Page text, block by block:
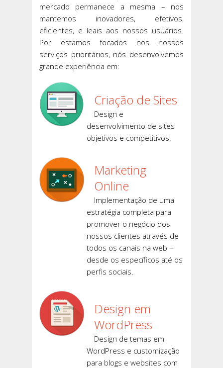
mercado permanece a mesma – nos
mantemos inovadores, efetivos,
eficientes, e leais aos nossos usuários.
Por estamos focados nos nossos
serviços prioritários, nós desenvolvemos
grande experiência em:
Criação de Sites
Design e
desenvolvimento de sites
objetivos e competitivos.
Marketing
Online
Implementação de uma
estratégia completa para
promover o negócio dos
nossos clientes através de
todos os canais na web –
desde os específicos até os
perfis sociais.
Design em
WordPress
Design de temas em
WordPress e customização
para blogs e websites com